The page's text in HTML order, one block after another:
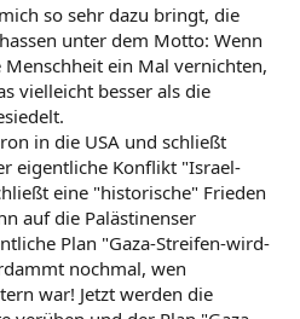
so sehr dazu bringt, die
unter dem Motto: Wenn
ein Mal vernichten,
vielleicht besser als die
in die USA und schließt
eigentliche Konflikt "Israel-
eine "historische" Frieden
auf die Palästinenser
Plan "Gaza-Streifen-wird-
nochmal, wen
war! Jetzt werden die